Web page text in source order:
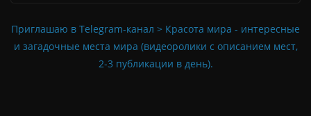
Приглашаю в Telegram-канал > Красота мира - интересные
и загадочные места мира (видеоролики с описанием мест,
2-3 публикации в день).